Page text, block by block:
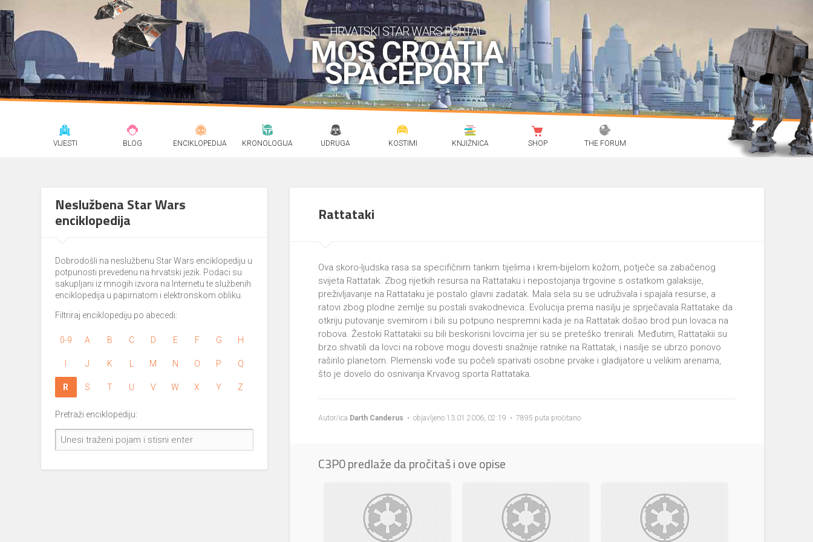
HRVATSKI STAR WARS PORTAL
MOS CROATIA
SPACEPORT
VIJESTI BLOG ENCIKLOPEDIJA KRONOLOGIJA UDRUGA KOSTIMI KNJIŽNICA SHOP THE FORUM
Neslužbena Star Wars
enciklopedija
Dobrodošli na neslužbenu Star Wars enciklopediju u
potpunosti prevedenu na hrvatski jezik. Podaci su
sakupljani iz mnogih izvora na Internetu te službenih
enciklopedija u papirnatom i elektronskom obliku.
Filtriraj enciklopediju po abecedi:
0-9 A B C D E F G H
J K M N O P Q
R S T U V W X Y Z
Pretraži enciklopediju:
Rattataki
Ova skoro-ljudska rasa sa specifičnim tankim tijelima i krem-bijelom kožom, potječe sa zabačenog
svijeta Rattatak. Zbog rijetkih resursa na Rattataku i nepostojanja trgovine s ostatkom galaksije,
preživljavanje na Rattataku je postalo glavni zadatak. Mala sela su se udruživala i spajala resurse, a
ratovi zbog plodne zemlje su postali svakodnevica. Evolucija prema nasilju je sprječavala Rattatake da
otkriju putovanje svemirom i bili su potpuno nespremni kada je na Rattatak došao brod pun lovaca na
robova. Žestoki Rattatakii su bili beskorisni lovcima jer su se preteško trenirali. Međutim, Rattatakii su
brzo shvatili da lovci na robove mogu dovesti snažnije ratnike na Rattatak, i nasilje se ubrzo ponovo
raširilo planetom. Plemenski vođe su počeli sparivati osobne prvake i gladijatore u velikim arenama,
što je dovelo do osnivanja Krvavog sporta Rattataka.
Autor/ica Darth Canderus • objavljeno 13.01.2006, 02:19 • 7895 puta pročitano
C3P0 predlaže da pročitaš i ove opise